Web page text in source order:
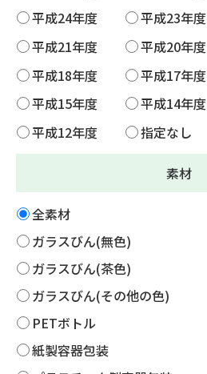
平成24年度
平成23年度
平成21年度
平成20年度
平成18年度
平成17年度
平成15年度
平成14年度
平成12年度
指定なし
素材
全素材
ガラスびん(無色)
ガラスびん(茶色)
ガラスびん(その他の色)
PETボトル
紙製容器包装